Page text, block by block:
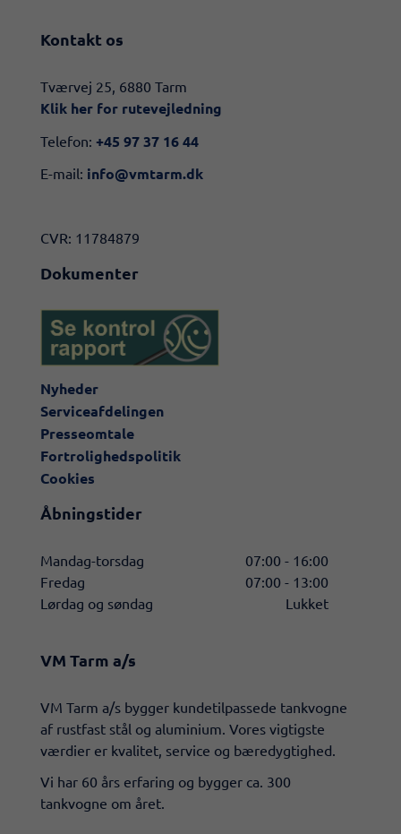
Kontakt os
​​Tværvej 25, 6880 Tarm
Klik her for rutevejledning​
Telefon: +45 97 37 16 44
E-mail: info@vmtarm.dk
CVR: 11784879
Dokumenter
Nyheder
Serviceafdelingen
Presseomtale
Fortrolighedspolitik
Cookies
Åbningstider
Mandag-torsdag
07:00 - 16:00
Fredag
07:00 - 13:00
Lørdag og søndag
Lukket
VM Tarm a/s
​VM Tarm a/s bygger kundetilpassede tankvogne
af rustfast stål og aluminium. Vores vigtigste
værdier er kvalitet, service og bæredygtighed.
Vi har 60 års erfaring og bygger ca. 300
tankvogne om året.